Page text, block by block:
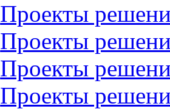
Проекты
Проекты
Проекты
Проекты